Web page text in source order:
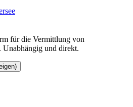
für die Vermittlung von
Unabhängig und direkt.